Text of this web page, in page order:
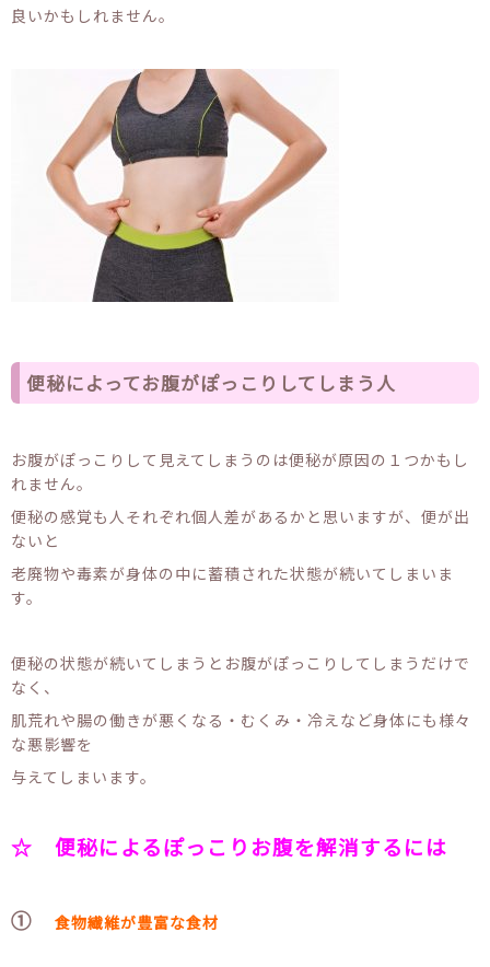
良いかもしれません。
便秘によってお腹がぽっこりしてしまう人
お腹がぽっこりして見えてしまうのは便秘が原因の１つかもし
れません。
便秘の感覚も人それぞれ個人差があるかと思いますが、便が出
ないと
老廃物や毒素が身体の中に蓄積された状態が続いてしまいま
す。
便秘の状態が続いてしまうとお腹がぽっこりしてしまうだけで
なく、
肌荒れや腸の働きが悪くなる・むくみ・冷えなど身体にも様々
な悪影響を
与えてしまいます。
☆ 便秘によるぽっこりお腹を解消するには
① 食物繊維が豊富な食材